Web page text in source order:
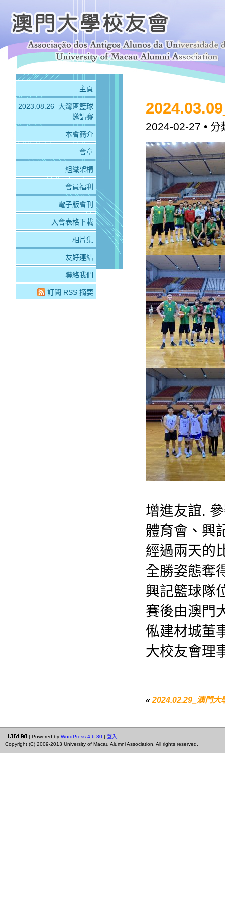
2024-02-27 •
增進友誼.
體育會、興
經過兩天的
全勝姿態奪
興記籃球隊
賽後由澳門
俬建材城董
大校友會理
« 2024.02.29_澳門大
主頁
2023.08.26_大灣區籃球
邀請賽
本會簡介
會章
組織架構
會員福利
電子版會刊
入會表格下載
相片集
友好連結
聯絡我們
訂閱 RSS 摘要
| Powered by WordPress 4.6.30 | 登入
Copyright (C) 2009-2013 University of Macau Alumni Association. All rights reserved.